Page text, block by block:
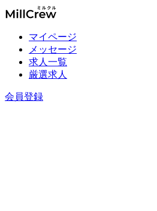
マイページ
メッセージ
求人一覧
厳選求人
会員登録